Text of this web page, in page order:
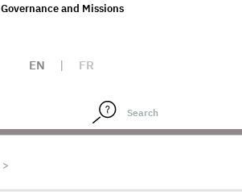
Governance and Missions
EN | FR
>